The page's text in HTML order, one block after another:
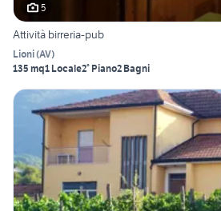
5
Attività birreria-pub
Lioni(AV)
135 mq1 Locale2° Piano2 Bagni